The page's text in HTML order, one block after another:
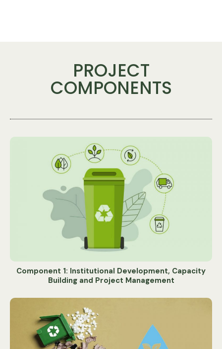
PROJECT
COMPONENTS
Component 1: Institutional Development, Capacity
Building and Project Management